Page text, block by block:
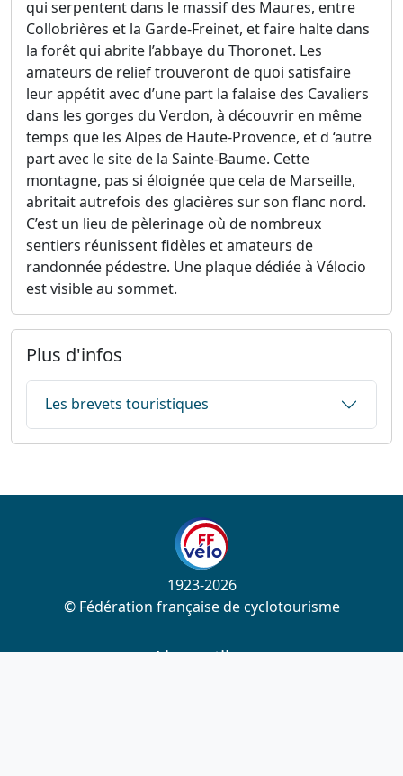
qui serpentent dans le massif des Maures, entre
Collobrières et la Garde-Freinet, et faire halte dans
la forêt qui abrite l’abbaye du Thoronet. Les
amateurs de relief trouveront de quoi satisfaire
leur appétit avec d’une part la falaise des Cavaliers
dans les gorges du Verdon, à découvrir en même
temps que les Alpes de Haute-Provence, et d ‘autre
part avec le site de la Sainte-Baume. Cette
montagne, pas si éloignée que cela de Marseille,
abritait autrefois des glacières sur son flanc nord.
C’est un lieu de pèlerinage où de nombreux
sentiers réunissent fidèles et amateurs de
randonnée pédestre. Une plaque dédiée à Vélocio
est visible au sommet.
Plus d'infos
Les brevets touristiques
1923-2026
© Fédération française de cyclotourisme
Liens utiles